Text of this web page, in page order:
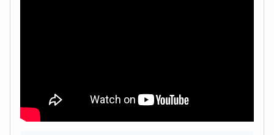
指導内容のイメージ